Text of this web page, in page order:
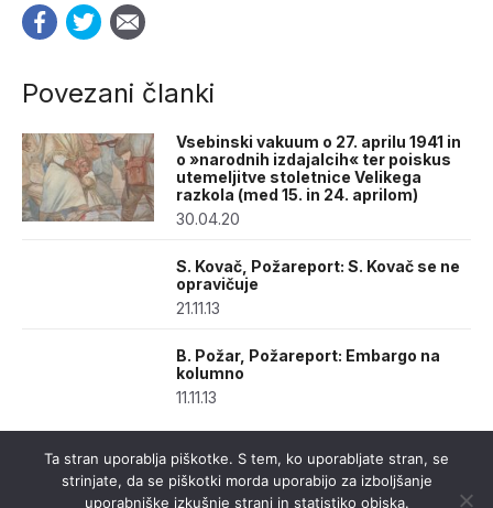
Povezani članki
Vsebinski vakuum o 27. aprilu 1941 in
o »narodnih izdajalcih« ter poiskus
utemeljitve stoletnice Velikega
razkola (med 15. in 24. aprilom)
30.04.20
S. Kovač, Požareport: S. Kovač se ne
opravičuje
21.11.13
B. Požar, Požareport: Embargo na
kolumno
11.11.13
Ta stran uporablja piškotke. S tem, ko uporabljate stran, se
strinjate, da se piškotki morda uporabijo za izboljšanje
uporabniške izkušnje strani in statistiko obiska.